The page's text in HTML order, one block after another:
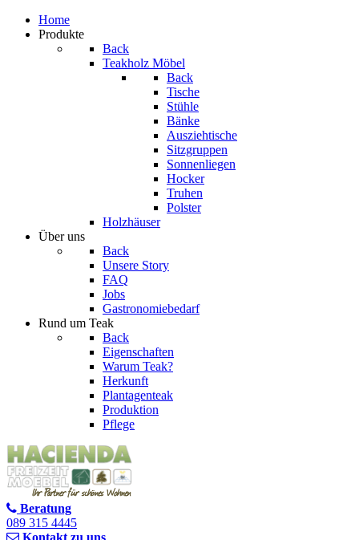
Home
Produkte
Back
Teakholz Möbel
Back
Tische
Stühle
Bänke
Ausziehtische
Sitzgruppen
Sonnenliegen
Hocker
Truhen
Polster
Holzhäuser
Über uns
Back
Unsere Story
FAQ
Jobs
Gastronomiebedarf
Rund um Teak
Back
Eigenschaften
Warum Teak?
Herkunft
Plantagenteak
Produktion
Pflege
Beratung
089 315 4445
Kontakt zu uns